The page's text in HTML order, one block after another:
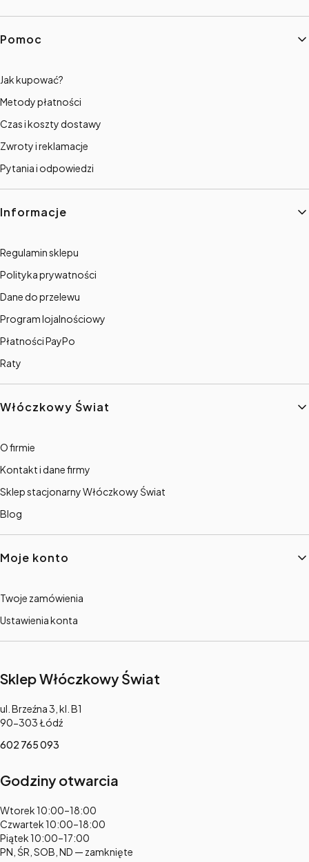
Linki w stopce
Pomoc
Jak kupować?
Metody płatności
Czas i koszty dostawy
Zwroty i reklamacje
Pytania i odpowiedzi
Informacje
Regulamin sklepu
Polityka prywatności
Dane do przelewu
Program lojalnościowy
Płatności PayPo
Raty
Włóczkowy Świat
O firmie
Kontakt i dane firmy
Sklep stacjonarny Włóczkowy Świat
Blog
Moje konto
Twoje zamówienia
Ustawienia konta
Sklep Włóczkowy Świat
Adres:
ul. Brzeźna 3, kl. B1
90-303 Łódź
602 765 093
Godziny otwarcia
Adres:
Wtorek 10:00–18:00
Czwartek 10:00–18:00
Piątek 10:00–17:00
PN, ŚR, SOB, ND — zamknięte